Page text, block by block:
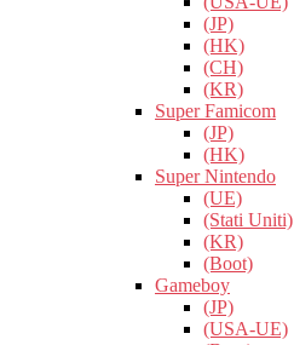
(JP)
(HK)
(CH)
(KR)
Super Famicom
(JP)
(HK)
Super Nintendo
(UE)
(Stati Uniti)
(KR)
(Boot)
Gameboy
(JP)
(USA-UE)